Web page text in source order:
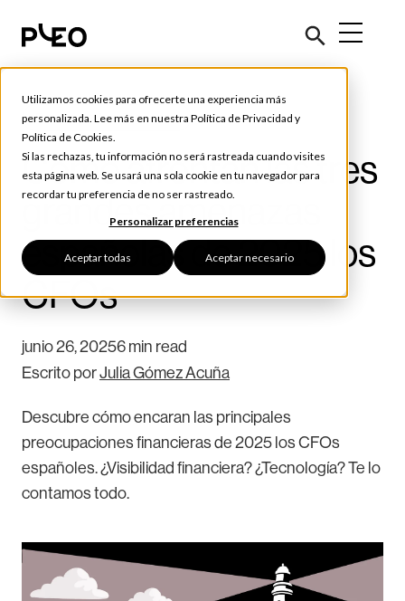
Utilizamos cookies para ofrecerte una experiencia más
personalizada. Lee más en nuestra Política de Privacidad y
Política de Cookies.
Si las rechazas, tu información no será rastreada cuando visites
esta página web. Se usará una sola cookie en tu navegador para
recordar tu preferencia de no ser rastreado.
Personalizar preferencias
Aceptar todas Aceptar necesario
Futuro de las Finanzas
Cómo afrontan las tres
grandes amenazas
españolas de 2025 los
CFOs
junio 26, 20256 min read
Escrito porJulia Gómez Acuña
Descubre cómo encaran las principales
preocupaciones financieras de 2025 los CFOs
españoles. ¿Visibilidad financiera? ¿Tecnología? Te lo
contamos todo.